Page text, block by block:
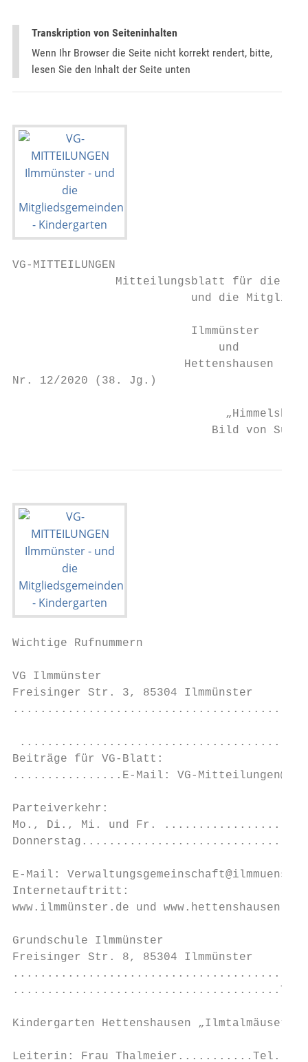
Transkription von Seiteninhalten
Wenn Ihr Browser die Seite nicht korrekt rendert, bitte,
lesen Sie den Inhalt der Seite unten
VG-MITTEILUNGEN
Mitteilungsblatt für die
und die
                          Ilmmünster
                              und
                         Hettenshausen
Nr. 12/2020 (38. Jg.)
Bild von
Wichtige Rufnummern
VG Ilmmünster
Freisinger Str. 3, 85304 Ilmmünster
.......................................Telefax:
Beiträge für VG-Blatt:
................E-Mail: VG-
Parteiverkehr:
Mo., Di., Mi. und Fr. .....................8.00
Donnerstag................................14.00
E-Mail:
Internetauftritt:
www.ilmmünster.de und www.hettenshausen.de
Grundschule Ilmmünster
Freisinger Str. 8, 85304 Ilmmünster
.......................................Telefax:
Kindergarten Hettenshausen „Ilmtalmäuse“
Leiterin: Frau Thalmeier...........Tel.: